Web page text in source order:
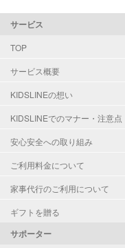
サービス
TOP
サービス概要
KIDSLINEの想い
KIDSLINEでのマナー・注意点
安心安全への取り組み
ご利用料金について
家事代行のご利用について
ギフトを贈る
サポーター